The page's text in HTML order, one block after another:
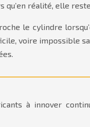
qu’en réalité, elle
le cylindre
voire impossible
à innover